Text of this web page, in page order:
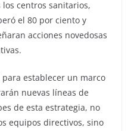
centros sanitarios,
el 80 por ciento y
acciones novedosas
establecer un marco
nuevas líneas de
de esta estrategia, no
equipos directivos, sino